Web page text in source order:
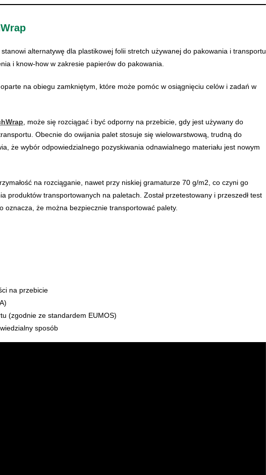
stanowi alternatywę dla plastikowej folii stretch używanej do pakowania i transportu
i know-how w zakresie papierów do pakowania.
na obiegu zamkniętym, które może pomóc w osiągnięciu celów i zadań w
, może się rozciągać i być odporny na przebicie, gdy jest używany do
Obecnie do owijania palet stosuje się wielowarstwową, trudną do
że ​​wybór odpowiedzialnego pozyskiwania odnawialnego materiału jest nowym
na rozciąganie, nawet przy niskiej gramaturze 70 g/m2, co czyni go
produktów transportowanych na paletach. Został przetestowany i przeszedł test
oznacza, że ​​można bezpiecznie transportować palety.
na przebicie
(zgodnie ze standardem EUMOS)
sposób